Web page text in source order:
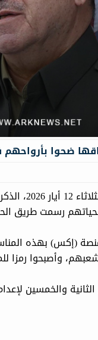
ضحوا
أحيا
رسمت طريق
(إكس) بهذه
وأصبحوا رمزا
والخمسين